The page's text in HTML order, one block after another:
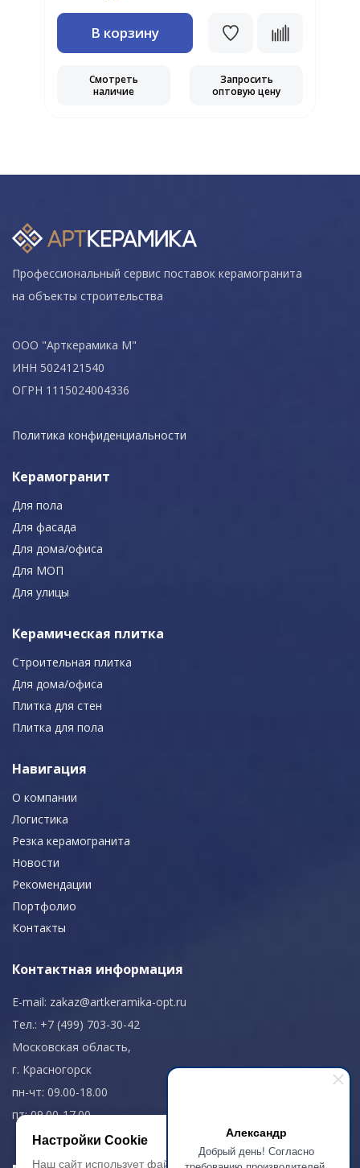
Александр
Добрый день! Согласно
В корзину
Смотреть
наличие
Запросить
оптовую цену
Профессиональный сервис поставок керамогранита
на объекты строительства
ООО "Арткерамика М"
ИНН 5024121540
ОГРН 1115024004336
Политика конфиденциальности
Керамогранит
Для пола
Для фасада
Для дома/офиса
Для МОП
Для улицы
Керамическая плитка
Строительная плитка
Для дома/офиса
Плитка для стен
Плитка для пола
Навигация
О компании
Логистика
Резка керамогранита
Новости
Рекомендации
Портфолио
Контакты
Контактная информация
E-mail: zakaz@artkeramika-opt.ru
Тел.: +7 (499) 703-30-42
Московская область,
г. Красногорск
пн-чт: 09.00-18.00
пт: 09.00-17.00
Настройки Cookie
Наш сайт использует файлы cookie, чтобы